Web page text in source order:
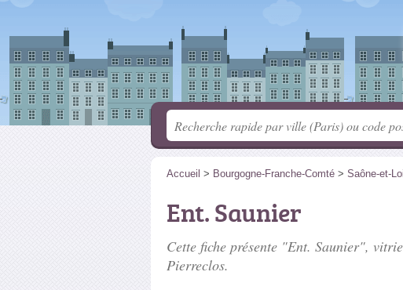
Accueil > Bourgogne-Franche-Comté > Saône-et-
Ent. Saunier
Cette fiche présente "Ent. Saunier",
Pierreclos.